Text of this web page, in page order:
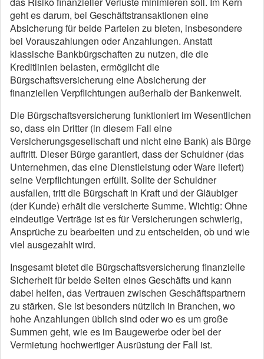
geht es darum, bei Geschäftstransaktionen eine
Absicherung für beide Parteien zu bieten, insbesondere
bei Vorauszahlungen oder Anzahlungen. Anstatt
klassische Bankbürgschaften zu nutzen, die die
Kreditlinien belasten, ermöglicht die
Bürgschaftsversicherung eine Absicherung der
finanziellen Verpflichtungen außerhalb der Bankenwelt.
Die Bürgschaftsversicherung funktioniert im Wesentlichen
so, dass ein Dritter (in diesem Fall eine
Versicherungsgesellschaft und nicht eine Bank) als Bürge
auftritt. Dieser Bürge garantiert, dass der Schuldner (das
Unternehmen, das eine Dienstleistung oder Ware liefert)
seine Verpflichtungen erfüllt. Sollte der Schuldner
ausfallen, tritt die Bürgschaft in Kraft und der Gläubiger
(der Kunde) erhält die versicherte Summe. Wichtig: Ohne
eindeutige Verträge ist es für Versicherungen schwierig,
Ansprüche zu bearbeiten und zu entscheiden, ob und wie
viel ausgezahlt wird.
Insgesamt bietet die Bürgschaftsversicherung finanzielle
Sicherheit für beide Seiten eines Geschäfts und kann
dabei helfen, das Vertrauen zwischen Geschäftspartnern
zu stärken. Sie ist besonders nützlich in Branchen, wo
hohe Anzahlungen üblich sind oder wo es um große
Summen geht, wie es im Baugewerbe oder bei der
Vermietung hochwertiger Ausrüstung der Fall ist.